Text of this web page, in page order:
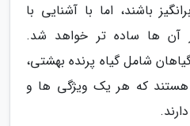
باشند، اما با آشنایی با
از آن ها ساده تر خواهد شد.
شامل گیاه پرنده بهشتی،
هستند که هر یک ویژگی ها و